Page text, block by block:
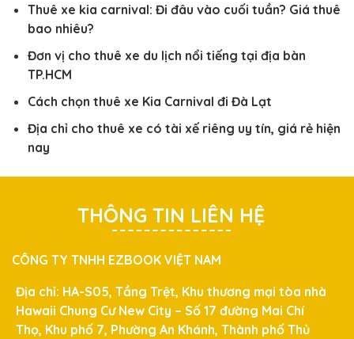
Thuê xe kia carnival: Đi đâu vào cuối tuần? Giá thuê
bao nhiêu?
Đơn vị cho thuê xe du lịch nổi tiếng tại địa bàn
TP.HCM
Cách chọn thuê xe Kia Carnival đi Đà Lạt
Địa chỉ cho thuê xe có tài xế riêng uy tín, giá rẻ hiện
nay
THÔNG TIN LIÊN HỆ
CÔNG TY TNHH EZBOOK VIỆT NAM
Địa chỉ: HA-S05, Tầng Trệt, Khu thương mại tòa nhà
Hawaii Chung Cư New City – Số 17 đường Mai Chí
Thọ, Khu phố 7, Phường An Khánh, Thành phố Thủ